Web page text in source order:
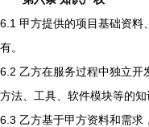
6.1 甲方提供的项目基础资料
有。
6.2 乙方在服务过程中独立开
方法、工具、软件模块等的知
6.3 乙方基于甲方资料和需求